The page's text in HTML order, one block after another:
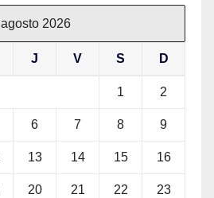
agosto 2026
J V S D
1 2
6 7 8 9
13 14 15 16
20 21 22 23